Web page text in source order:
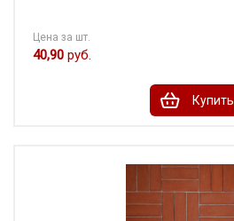
Цена за шт.
40,90 руб.
Купить